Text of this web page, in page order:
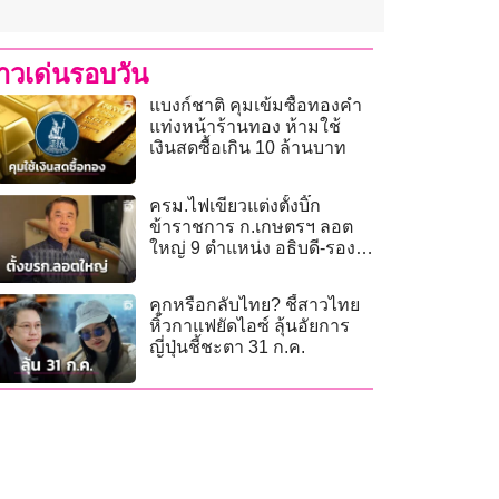
วเด่นรอบวัน
แบงก์ชาติ คุมเข้มซื้อทองคำ
แท่งหน้าร้านทอง ห้ามใช้
เงินสดซื้อเกิน 10 ล้านบาท
ครม.ไฟเขียวแต่งตั้งบิ๊ก
ข้าราชการ ก.เกษตรฯ ลอต
ใหญ่ 9 ตำแหน่ง อธิบดี-รอง
คุกหรือกลับไทย? ชี้สาวไทย
หิ้วกาแฟยัดไอซ์ ลุ้นอัยการ
ญี่ปุ่นชี้ชะตา 31 ก.ค.